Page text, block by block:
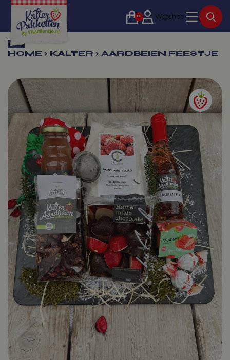
0 Webshop
Terug
HOME › KALTER › AARDBEIEN FEESTJE